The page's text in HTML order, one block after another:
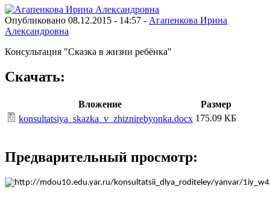
Опубликовано 08.12.2015 - 14:57 - Агапенкова Ирина
Александровна
Консультация "Сказка в жизни ребёнка"
Скачать:
Вложение
Размер
konsultatsiya_skazka_v_zhiznirebyonka.docx 175.09 КБ
Предварительный просмотр: